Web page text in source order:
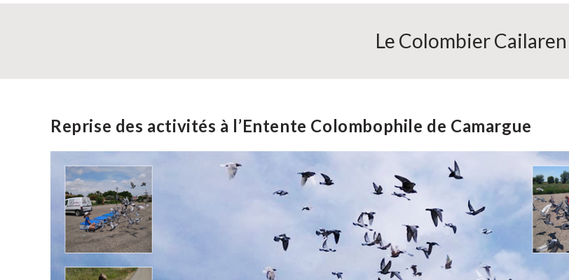
Le Colombier Cailaren
Reprise des activités à l’Entente Colombophile de Camargue